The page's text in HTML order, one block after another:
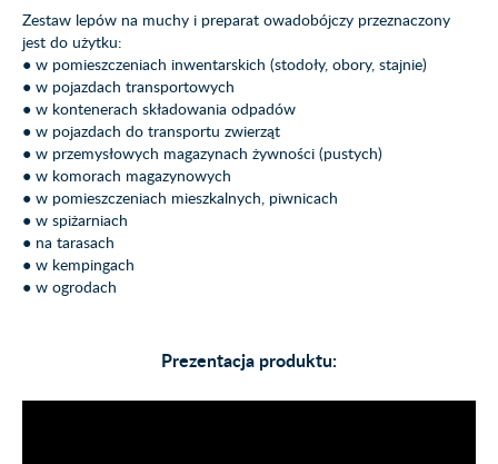
Zestaw lepów na muchy i preparat owadobójczy przeznaczony
jest do użytku:
● w pomieszczeniach inwentarskich (stodoły, obory, stajnie)
● w pojazdach transportowych
● w kontenerach składowania odpadów
● w pojazdach do transportu zwierząt
● w przemysłowych magazynach żywności (pustych)
● w komorach magazynowych
● w pomieszczeniach mieszkalnych, piwnicach
● w spiżarniach
● na tarasach
● w kempingach
● w ogrodach
Prezentacja produktu: